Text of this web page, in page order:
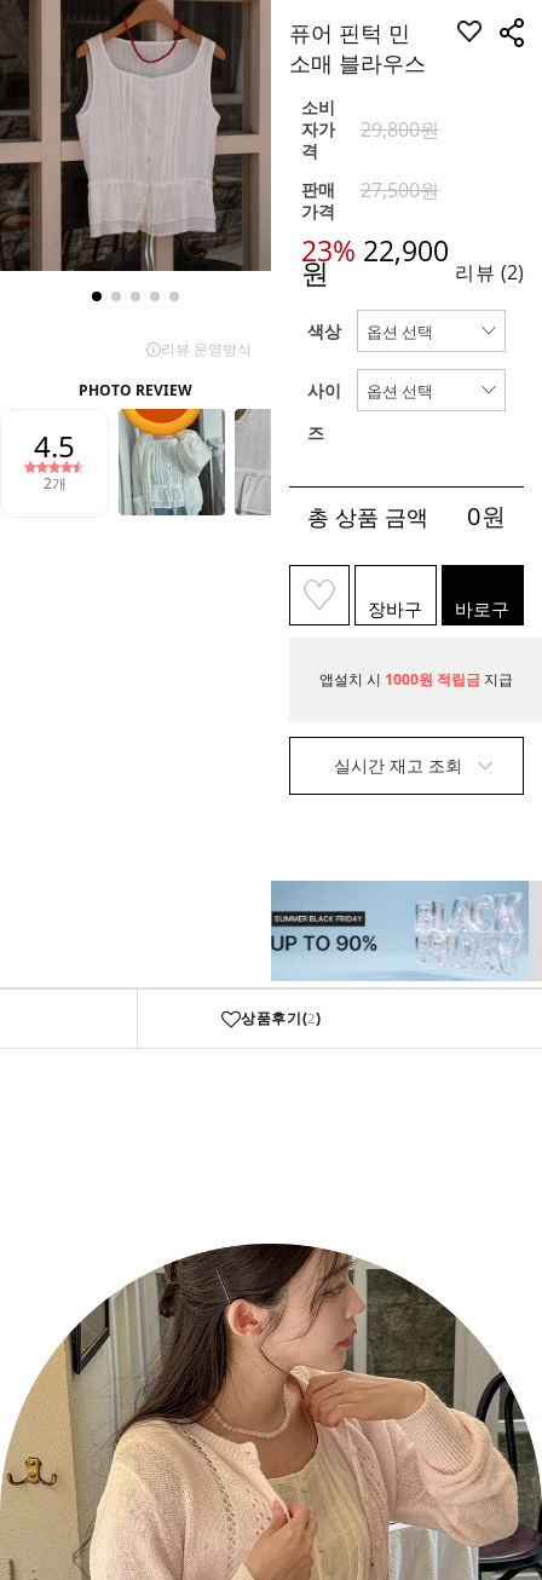
퓨어 핀턱 민
소매 블라우스
소비
자가
격
29,800원
판매
가격
27,500원
23% 22,900
원 리뷰 (2)
색상
사이
즈
총 상품 금액 0원
장바구
니
바로구
매
앱설치 시 1000원 적립금 지급
실시간 재고 조회
상품후기(2)